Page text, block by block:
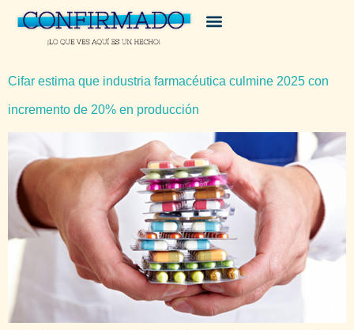
Cifar estima que industria farmacéutica culmine 2025 con
incremento de 20% en producción